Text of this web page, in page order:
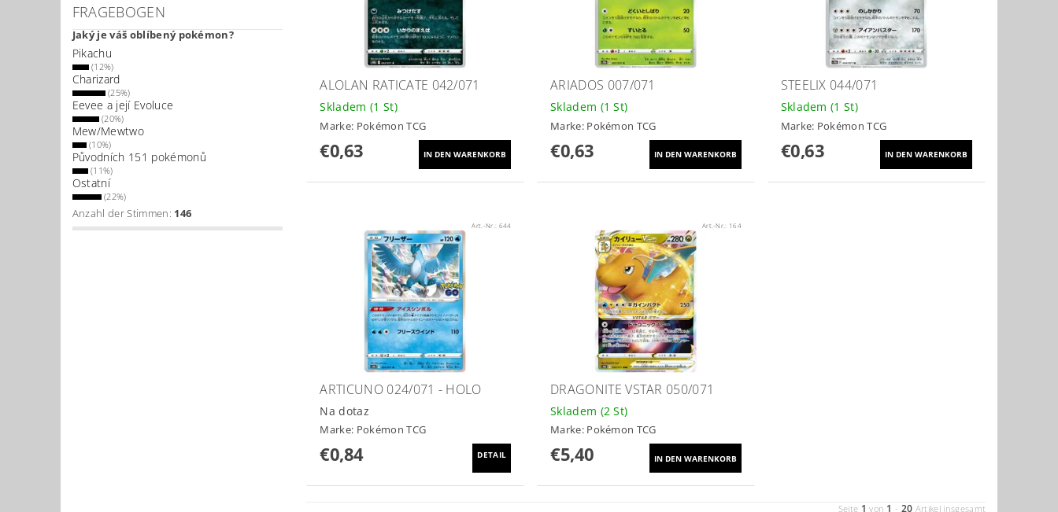
FRAGEBOGEN
Jaký je váš oblíbený pokémon?
Pikachu
(12%)
Charizard
(25%)
Eevee a její Evoluce
(20%)
Mew/Mewtwo
(10%)
Původních 151 pokémonů
(11%)
Ostatní
(22%)
Anzahl der Stimmen: 146
ALOLAN RATICATE 042/071
Skladem (1 St)
Marke: Pokémon TCG
€0,63
ARIADOS 007/071
Skladem (1 St)
Marke: Pokémon TCG
€0,63
STEELIX 044/071
Skladem(1 St)
Marke: Pokémon TCG
€0,63
Art.-Nr.: 644
ARTICUNO 024/071 - HOLO
Na dotaz
Marke: Pokémon TCG
€0,84 DETAIL
Art.-Nr.: 164
DRAGONITE VSTAR 050/071
Skladem (2 St)
Marke: Pokémon TCG
€5,40
Seite 1 von 1 - 20 Artikel insgesamt